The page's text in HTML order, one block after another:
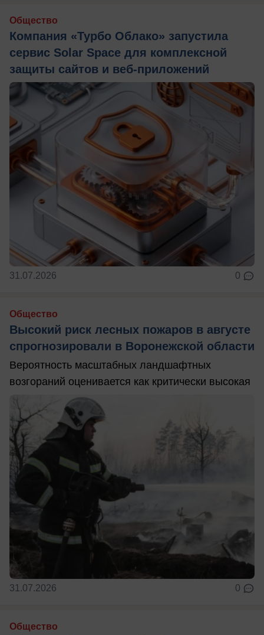
Общество
Компания «Турбо Облако» запустила
сервис Solar Space для комплексной
защиты сайтов и веб-приложений
31.07.2026 0
Общество
Высокий риск лесных пожаров в августе
спрогнозировали в Воронежской области
Вероятность масштабных ландшафтных
возгораний оценивается как критически высокая
31.07.2026 0
Общество